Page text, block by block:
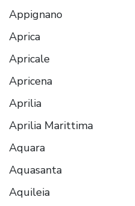
Appignano
Aprica
Apricale
Apricena
Aprilia
Aprilia Marittima
Aquara
Aquasanta
Aquileia